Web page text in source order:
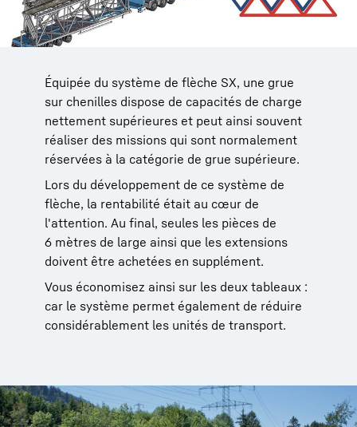
Équipée du système de flèche SX, une grue
sur chenilles dispose de capacités de charge
nettement supérieures et peut ainsi souvent
réaliser des missions qui sont normalement
réservées à la catégorie de grue supérieure.
Lors du développement de ce système de
flèche, la rentabilité était au cœur de
l'attention. Au final, seules les pièces de
6 mètres de large ainsi que les extensions
doivent être achetées en supplément.
Vous économisez ainsi sur les deux tableaux :
car le système permet également de réduire
considérablement les unités de transport.